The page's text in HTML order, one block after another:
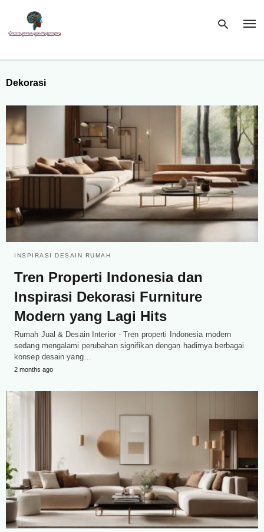
and
hit
Dekorasi
INSPIRASI DESAIN RUMAH
Tren Properti Indonesia dan
Inspirasi Dekorasi Furniture
Modern yang Lagi Hits
Rumah Jual & Desain Interior - Tren properti Indonesia modern
sedang mengalami perubahan signifikan dengan hadirnya berbagai
konsep desain yang…
2 months ago